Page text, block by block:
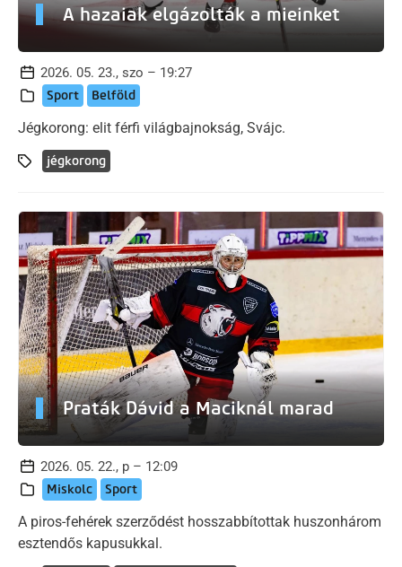
A hazaiak elgázolták a mieinket
2026. 05. 23., szo – 19:27
Sport Belföld
Jégkorong: elit férfi világbajnokság, Svájc.
jégkorong
Praták Dávid a Maciknál marad
2026. 05. 22., p – 12:09
Miskolc Sport
A piros-fehérek szerződést hosszabbítottak huszonhárom
esztendős kapusukkal.